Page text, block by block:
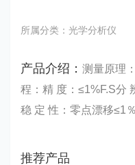
所属分类：光学分析仪
产品介绍： 测量原理
程：精 度：≤1%F.S分
稳 定 性：零点漂移≤1
数：百万条+仪器寿命
推荐产品